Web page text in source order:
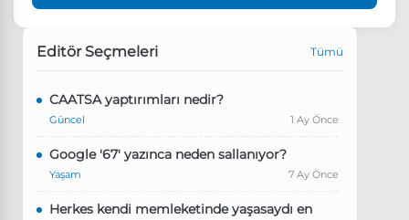
Editör Seçmeleri Tümü
CAATSA yaptırımları nedir?
Güncel 1 Ay Önce
Google '67' yazınca neden sallanıyor?
Yaşam 7 Ay Önce
Herkes kendi memleketinde yaşasaydı en